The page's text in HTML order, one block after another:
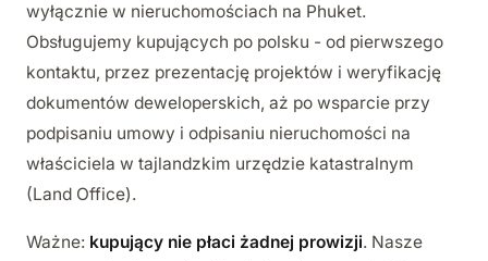
wyłącznie w nieruchomościach na Phuket.
Obsługujemy kupujących po polsku - od pierwszego
kontaktu, przez prezentację projektów i weryfikację
dokumentów deweloperskich, aż po wsparcie przy
podpisaniu umowy i odpisaniu nieruchomości na
właściciela w tajlandzkim urzędzie katastralnym
(Land Office).
Ważne: kupujący nie płaci żadnej prowizji. Nasze